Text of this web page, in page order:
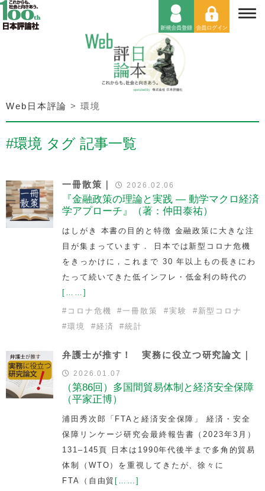
Web日本評論 >環境
#環境 タグ 記事一覧
一冊散策｜ 2026.02.06
『金融政策の理論と実践 — 動学マクロ経済
学アプローチ』（著：仲田泰祐）
はしがき 本書の目的と特徴 金融政策に大きな注
目が集まっています． 日本では新型コロナ危機
をきっかけに，これまで 30 年以上もの長きにわ
たって続いてきた低インフレ・低金利の時代の
[……]
# コロナ危機 # 一冊散策 #実験 # 新型コロナ
#環境 #経済 #統計
弁護士が推す！ 実務に役立つ研究論文｜
2026.01.07
（第86回）多国間貿易体制と経済安全保障
（平家正博）
浦田秀次郎「FTAと経済安全保障」 経済・安全
保障リンケージ研究会最終報告書（2023年3月）
131–145頁 日本は1990年代後半まで多角的貿易
体制（WTO）を重視してきたが、徐々に
FTA（自由貿 [……]